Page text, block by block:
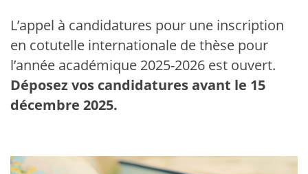
L’appel à candidatures pour une inscription
en cotutelle internationale de thèse pour
l’année académique 2025-2026 est ouvert.
Déposez vos candidatures avant le 15
décembre 2025.